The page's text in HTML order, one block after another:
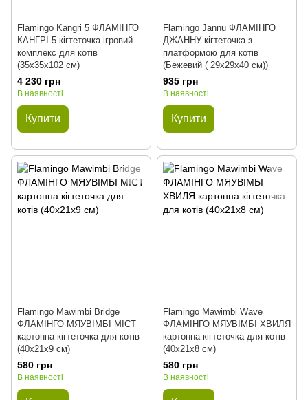
Flamingo Kangri 5 ФЛАМІНГО
КАНГРІ 5 кігтеточка ігровий
комплекс для котів
(35х35х102 см)
4 230 грн
В наявності
Купити
Flamingo Jannu ФЛАМІНГО
ДЖАННУ кігтеточка з
платформою для котів
(Бежевий ( 29х29х40 см))
935 грн
В наявності
Купити
Flamingo Mawimbi Bridge
ФЛАМІНГО МЯУВІМБІ МІСТ
картонна кігтеточка для котів
(40х21х9 см)
580 грн
В наявності
Flamingo Mawimbi Wave
ФЛАМІНГО МЯУВІМБІ ХВИЛЯ
картонна кігтеточка для котів
(40х21х8 см)
580 грн
В наявності